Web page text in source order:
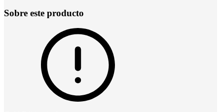
Sobre este producto